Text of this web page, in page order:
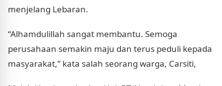
menjelang Lebaran.
“Alhamdulillah sangat membantu. Semoga
perusahaan semakin maju dan terus peduli kepada
masyarakat,” kata salah seorang warga, Carsiti,